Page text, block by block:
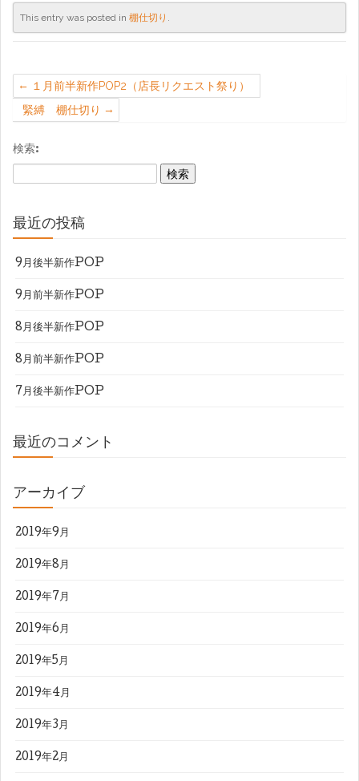
This entry was posted in 棚仕切り .
１月前半新作POP2（店長リクエスト祭り）
緊縛 棚仕切り
検索:
最近の投稿
9月後半新作POP
9月前半新作POP
8月後半新作POP
8月前半新作POP
7月後半新作POP
最近のコメント
アーカイブ
2019年9月
2019年8月
2019年7月
2019年6月
2019年5月
2019年4月
2019年3月
2019年2月